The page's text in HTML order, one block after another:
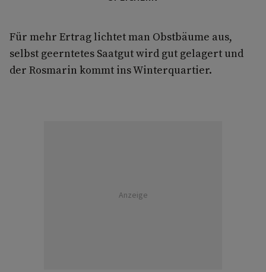
Für mehr Ertrag lichtet man Obstbäume aus,
selbst geerntetes Saatgut wird gut gelagert und
der Rosmarin kommt ins Winterquartier.
Anzeige